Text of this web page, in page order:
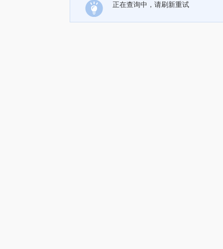
正在查询中，请刷新重试